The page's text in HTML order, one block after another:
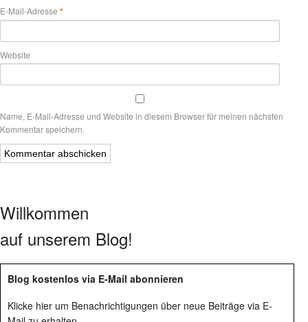
E-Mail-Adresse *
Website
Name, E-Mail-Adresse und Website in diesem Browser für meinen nächsten
Kommentar speichern.
Willkommen
auf unserem Blog!
Blog kostenlos via E-Mail abonnieren
Klicke hier um Benachrichtigungen über neue Beiträge via E-